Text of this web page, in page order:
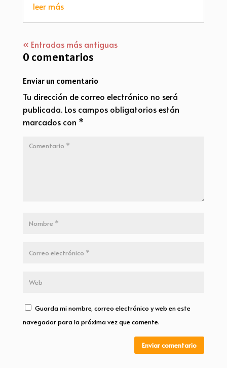
leer más
« Entradas más antiguas
0 comentarios
Enviar un comentario
Tu dirección de correo electrónico no será
publicada. Los campos obligatorios están
marcados con *
Guarda mi nombre, correo electrónico y web en este
navegador para la próxima vez que comente.
Enviar comentario